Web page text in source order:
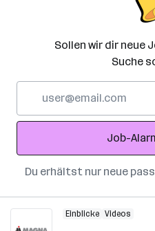
Sollen wir dir neue
Suche
Adresse
Job-
Du erhältst nur neue
Einblicke Videos